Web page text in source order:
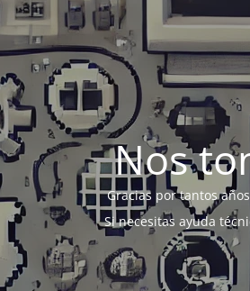
Nos
Gracias por tantos
Si necesitas ayuda